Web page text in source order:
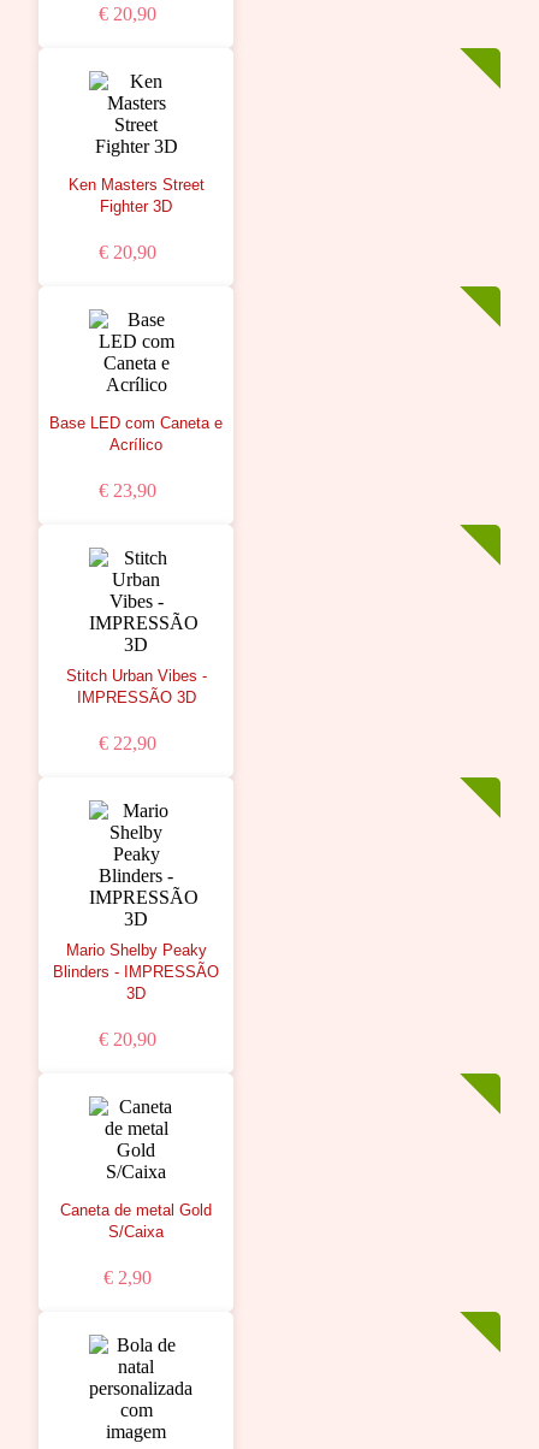
€ 20,90
Ken Masters Street
Fighter 3D
€ 20,90
Base LED com Caneta e
Acrílico
€ 23,90
Stitch Urban Vibes -
IMPRESSÃO 3D
€ 22,90
Mario Shelby Peaky
Blinders - IMPRESSÃO
3D
€ 20,90
Caneta de metal Gold
S/Caixa
€ 2,90